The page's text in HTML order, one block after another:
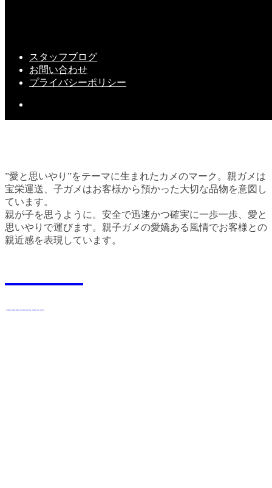
スタッフブログ
お問い合わせ
プライバシーポリシー
”愛と思いやり”をテーマに生まれたカメのマーク。親ガメは
宝栄運送、子ガメはお客様から預かった大切な品物を意図し
ています。
親が子を思うように。安全で迅速かつ確実に一歩一歩、愛と
思いやりで運びます。親子ガメの愛嬌ある風情でお客様との
親近感を表現しています。